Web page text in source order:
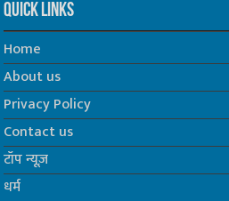
Quick Links
Home
About us
Privacy Policy
Contact us
टॉप न्यूज़
धर्म